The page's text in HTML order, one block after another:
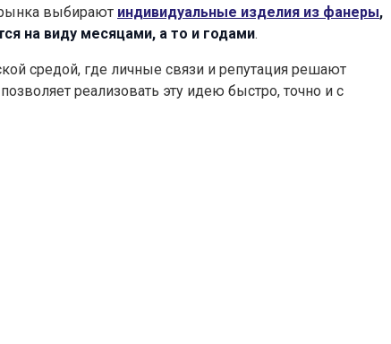
рынка выбирают индивидуальные изделия из фанеры,
на виду месяцами, а то и годами.
средой, где личные связи и репутация решают
реализовать эту идею быстро, точно и с